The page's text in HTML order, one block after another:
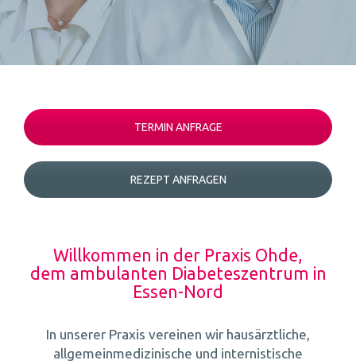
TERMIN ANFRAGE
REZEPT ANFRAGEN
Willkommen in der Praxis Ohde,
dem ambulanten Diabeteszentrum in
Essen-Nord
In unserer Praxis vereinen wir hausärztliche,
allgemeinmedizinische und internistische